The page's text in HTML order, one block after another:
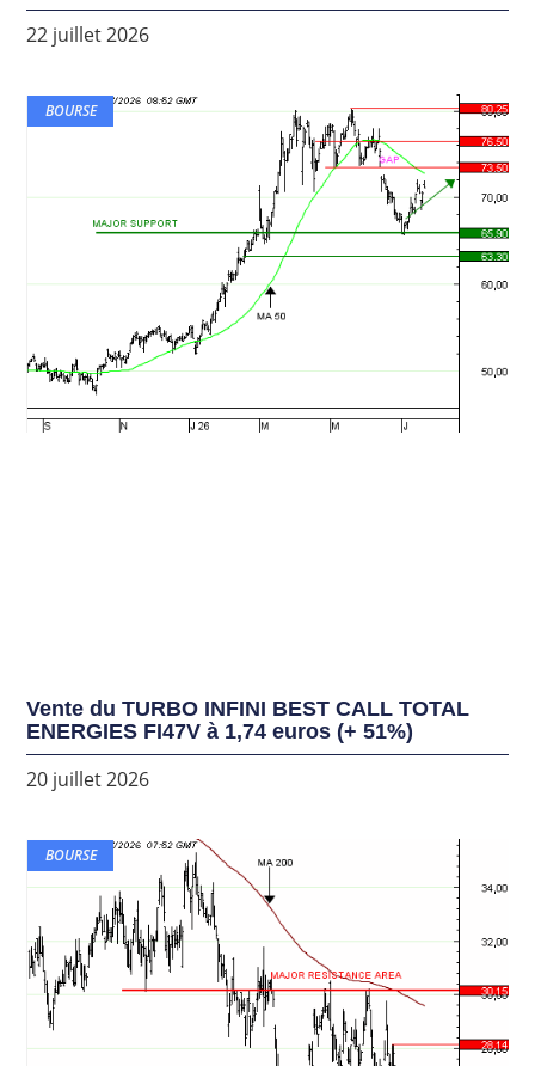
22 juillet 2026
BOURSE
Vente du TURBO INFINI BEST CALL TOTAL
ENERGIES FI47V à 1,74 euros (+ 51%)
20 juillet 2026
BOURSE